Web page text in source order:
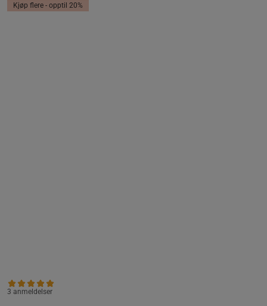
Kjøp flere - opptil 20%
3 anmeldelser